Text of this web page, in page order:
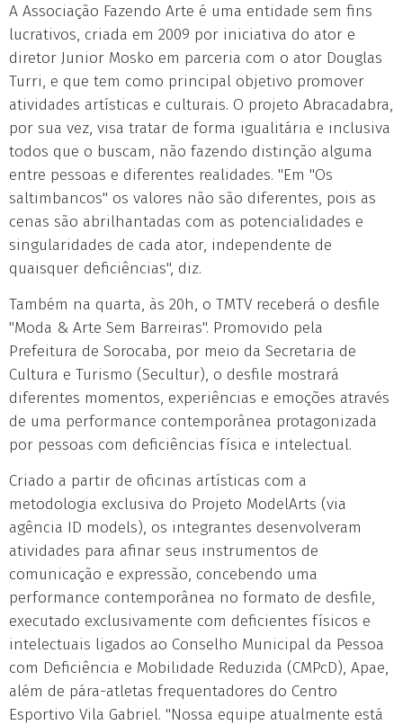
A Associação Fazendo Arte é uma entidade sem fins
lucrativos, criada em 2009 por iniciativa do ator e
diretor Junior Mosko em parceria com o ator Douglas
Turri, e que tem como principal objetivo promover
atividades artísticas e culturais. O projeto Abracadabra,
por sua vez, visa tratar de forma igualitária e inclusiva
todos que o buscam, não fazendo distinção alguma
entre pessoas e diferentes realidades. "Em "Os
saltimbancos" os valores não são diferentes, pois as
cenas são abrilhantadas com as potencialidades e
singularidades de cada ator, independente de
quaisquer deficiências", diz.
Também na quarta, às 20h, o TMTV receberá o desfile
"Moda & Arte Sem Barreiras". Promovido pela
Prefeitura de Sorocaba, por meio da Secretaria de
Cultura e Turismo (Secultur), o desfile mostrará
diferentes momentos, experiências e emoções através
de uma performance contemporânea protagonizada
por pessoas com deficiências física e intelectual.
Criado a partir de oficinas artísticas com a
metodologia exclusiva do Projeto ModelArts (via
agência ID models), os integrantes desenvolveram
atividades para afinar seus instrumentos de
comunicação e expressão, concebendo uma
performance contemporânea no formato de desfile,
executado exclusivamente com deficientes físicos e
intelectuais ligados ao Conselho Municipal da Pessoa
com Deficiência e Mobilidade Reduzida (CMPcD), Apae,
além de pára-atletas frequentadores do Centro
Esportivo Vila Gabriel. "Nossa equipe atualmente está